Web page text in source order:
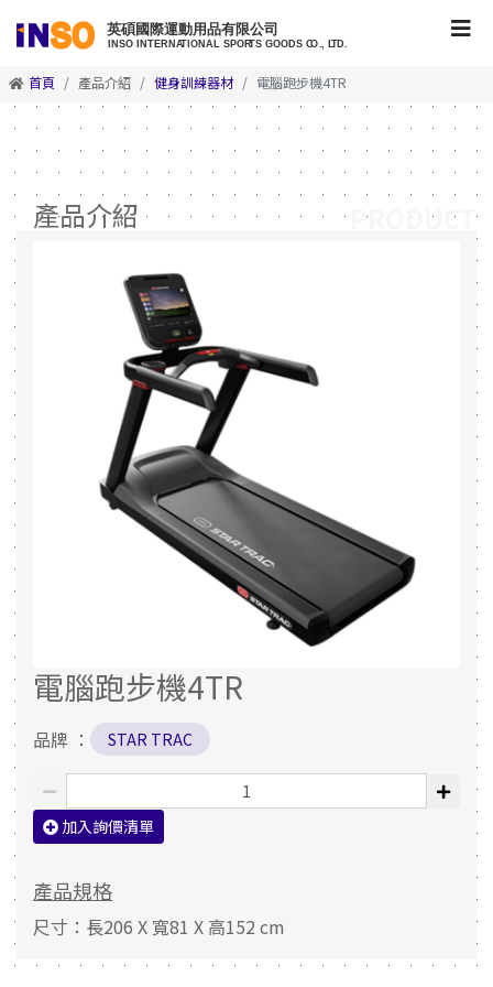
首頁 產品介紹 健身訓練器材 電腦跑步機4TR
產品介紹
電腦跑步機4TR
品牌 ： STAR TRAC
加入詢價清單
產品規格
尺寸：長206 X 寬81 X 高152 cm
PRODUCT